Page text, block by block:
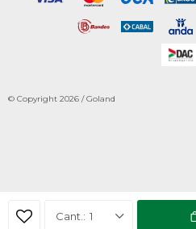
1
© Copyright 2026 / Goland